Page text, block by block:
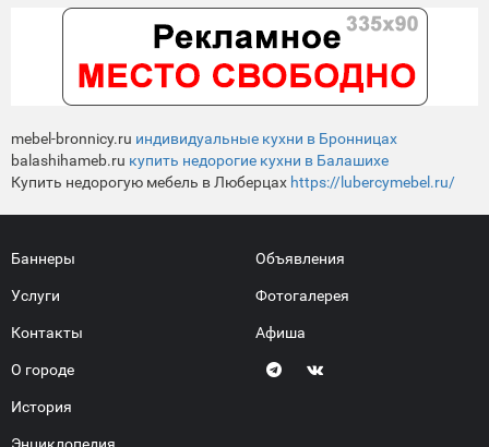
mebel-bronnicy.ru индивидуальные кухни в Бронницах
balashihameb.ru купить недорогие кухни в Балашихе
Купить недорогую мебель в Люберцах https://lubercymebel.ru/
Баннеры
Услуги
Контакты
О городе
История
Объявления
Фотогалерея
Афиша